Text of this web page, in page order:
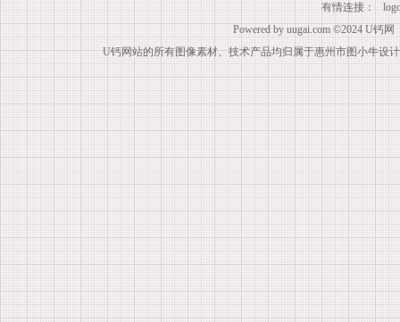
有情连接：
Powered by uugai.com ©2024 U钙网
U钙网站的所有图像素材、技术产品均归属于惠州市图小牛设